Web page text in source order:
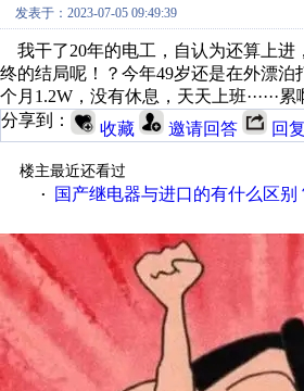
发表于：2023-07-05 09:49:39
我干了20年的电工，自认为还算上进
终的结局呢！？今年49岁还是在外漂
个月1.2W，没有休息，天天上班······累
分享到：
收藏 邀请回答 回
楼主最近还看过
·
国产继电器与进口的有什么区别